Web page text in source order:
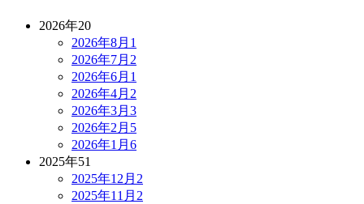
2026年20
2026年8月 1
2026年7月 2
2026年6月 1
2026年4月 2
2026年3月 3
2026年2月 5
2026年1月 6
2025年51
2025年12月 2
2025年11月 2